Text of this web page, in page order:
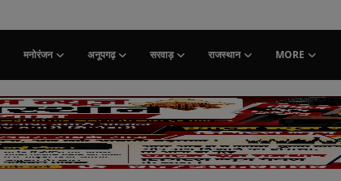
मनोरंजन अनूपगढ़ सरवाड़ राजस्थान MORE